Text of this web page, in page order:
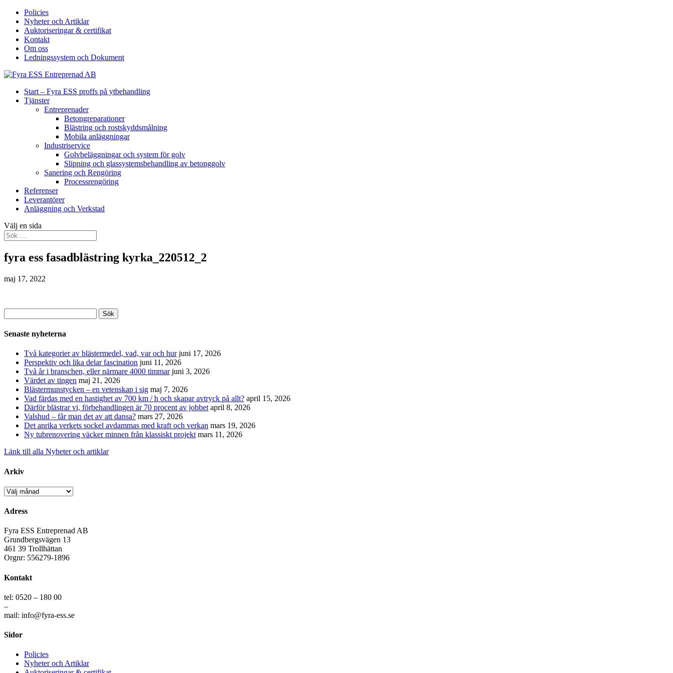
Policies
Nyheter och Artiklar
Auktoriseringar & certifikat
Kontakt
Om oss
Ledningssystem och Dokument
Start – Fyra ESS proffs på ytbehandling
Tjänster
Entreprenader
Betongreparationer
Blästring och rostskyddsmålning
Mobila anläggningar
Industriservice
Golvbeläggningar och system för golv
Slipning och glassystemsbehandling av betonggolv
Sanering och Rengöring
Processrengöring
Referenser
Leverantörer
Anläggning och Verkstad
Välj en sida
fyra ess fasadblästring kyrka_220512_2
maj 17, 2022
efter:
Senaste nyheterna
Två kategorier av blästermedel, vad, var och hur juni 17, 2026
Perspektiv och lika delar fascination juni 11, 2026
Två år i branschen, eller närmare 4000 timmar juni 3, 2026
Värdet av tingen maj 21, 2026
Blästermunstycken – en vetenskap i sig maj 7, 2026
Vad färdas med en hastighet av 700 km / h och skapar avtryck på allt? april 15, 2026
Därför blästrar vi, förbehandlingen är 70 procent av jobbet april 8, 2026
Valshud – får man det av att dansa? mars 27, 2026
Det anrika verkets sockel avdammas med kraft och verkan mars 19, 2026
Ny tubrenovering väcker minnen från klassiskt projekt mars 11, 2026
Länk till alla Nyheter och artiklar
Arkiv
Arkiv
Adress
Fyra ESS Entreprenad AB
Grundbergsvägen 13
461 39 Trollhättan
Orgnr: 556279-1896
Kontakt
tel: 0520 – 180 00
–
mail: info@fyra-ess.se
Sidor
Policies
Nyheter och Artiklar